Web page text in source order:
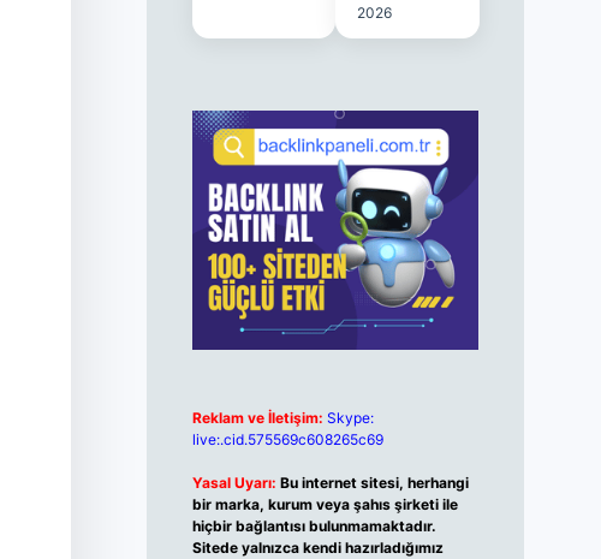
2026
Reklam ve İletişim: Skype:
live:.cid.575569c608265c69
Yasal Uyarı: Bu internet sitesi, herhangi
bir marka, kurum veya şahıs şirketi ile
hiçbir bağlantısı bulunmamaktadır.
Sitede yalnızca kendi hazırladığımız